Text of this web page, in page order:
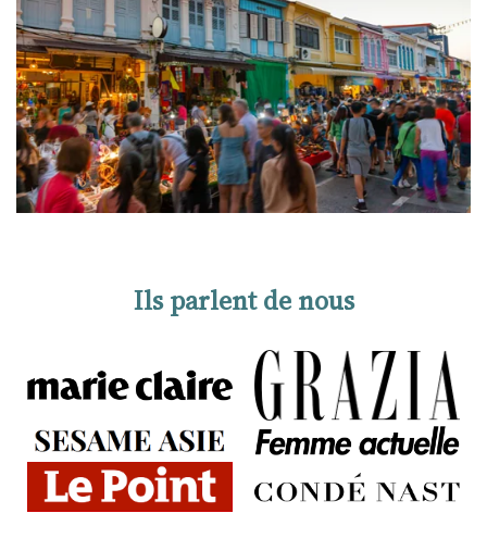
Ils parlent de nous